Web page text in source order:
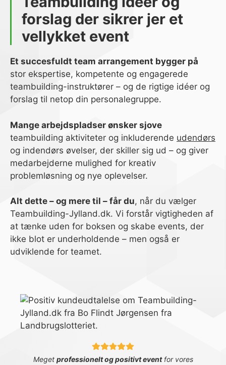
forslag der sikrer jer et
vellykket event
Et succesfuldt team arrangement bygger på
stor ekspertise, kompetente og engagerede
teambuilding-instruktører – og de rigtige idéer og
forslag til netop din personalegruppe.
Mange arbejdspladser ønsker sjove
teambuilding aktiviteter og inkluderende udendørs
og indendørs øvelser, der skiller sig ud – og giver
medarbejderne mulighed for kreativ
problemløsning og nye oplevelser.
Alt dette – og mere til – får du, når du vælger
Teambuilding-Jylland.dk. Vi forstår vigtigheden af
at tænke uden for boksen og skabe events, der
ikke blot er underholdende – men også er
udviklende for teamet.
Meget professionelt og positivt eventfor vores